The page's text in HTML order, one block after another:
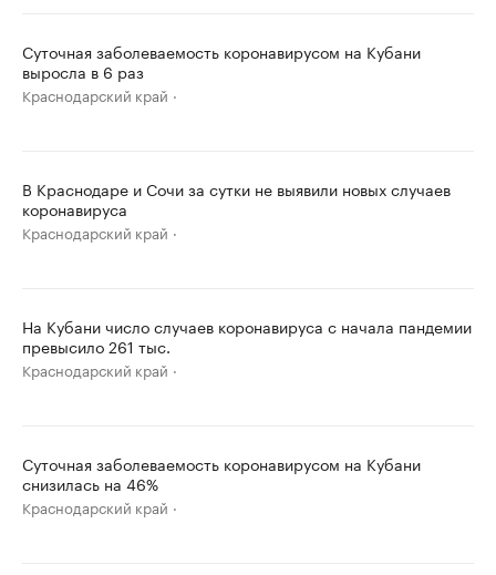
Суточная заболеваемость коронавирусом на Кубани
выросла в 6 раз
Краснодарский край
В Краснодаре и Сочи за сутки не выявили новых случаев
коронавируса
Краснодарский край
На Кубани число случаев коронавируса с начала пандемии
превысило 261 тыс.
Краснодарский край
Суточная заболеваемость коронавирусом на Кубани
снизилась на 46%
Краснодарский край